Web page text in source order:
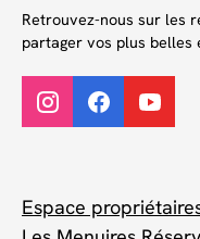
Retrouvez-nous sur les
partager vos plus belles
Espace